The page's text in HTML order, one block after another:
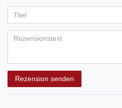
5
5
5
5
5
Anzeigename
(optional)
Rezension senden